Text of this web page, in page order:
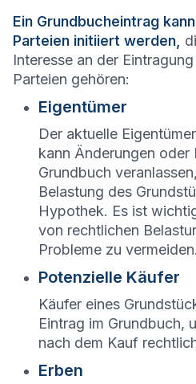
Ein Grundbucheintrag
Parteien initiiert werden,
Interesse an der
Parteien gehören:
Eigentümer
Der aktuelle
kann Änderungen oder
Grundbuch
Belastung des
Hypothek. Es ist
von rechtlichen
Probleme zu vermeiden.
Potenzielle Käufer
Käufer eines
Eintrag im Grundbuch,
nach dem Kauf
Erben